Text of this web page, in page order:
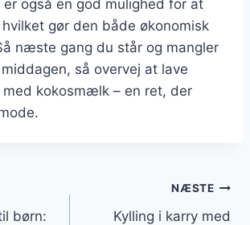
er også en god mulighed for at
gør den både økonomisk
næste gang du står og mangler
så overvej at lave
med kokosmælk – en ret, der
børn:
NÆSTE
Kylling i karry med